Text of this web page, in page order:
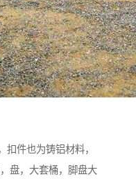
件也为铸铝材料，
盘，大套桶，脚盘大